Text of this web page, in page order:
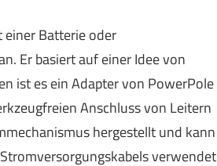
einer Batterie oder
Er basiert auf einer Idee von
ist es ein Adapter von PowerPole
Anschluss von Leitern
hergestellt und kann
verwendet